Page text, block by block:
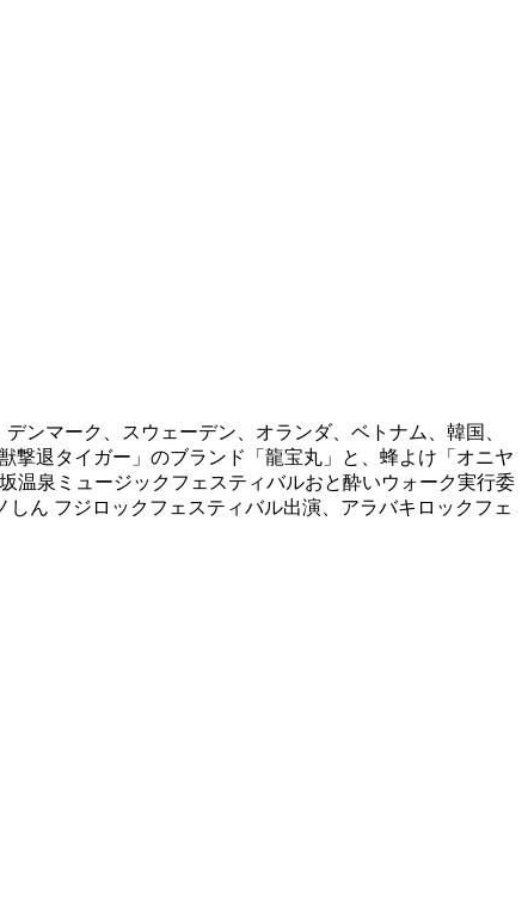
ンマーク、スウェーデン、オランダ、ベトナム、韓国、
撃退タイガー」のブランド「龍宝丸」と、蜂よけ「オニヤ
温泉ミュージックフェスティバルおと酔いウォーク実行委
ん フジロックフェスティバル出演、アラバキロックフェ